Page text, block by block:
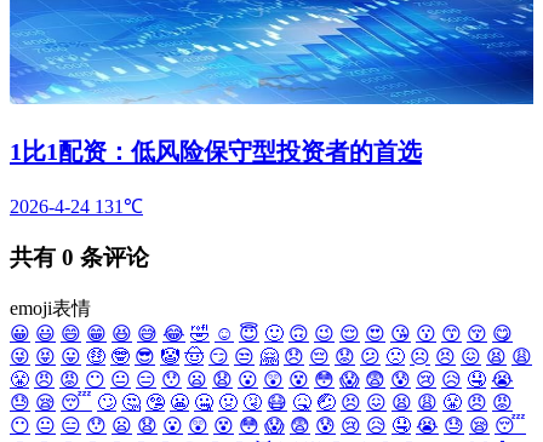
1比1配资：低风险保守型投资者的首选
2026-4-24 131℃
共有 0 条评论
emoji表情
😀 😃 😄 😁 😆 😅 😂 🤣 ☺️ 😇 🙂 🙃 😉 😌 😍 😘 😗 😙 😚 😋
😜 😝 😛 🤑 🤓 😎 🤡 🤠 😏 😒 🤗 😞 😔 😟 😕 🙁 ☹️ 😣 😖 😫 😩
😤 😠 😡 😶 😐 😑 😯 😦 😧 😮 😲 😵 😳 😱 😨 😰 😢 😥 🤤 😭
😓 😪 😴 🙄 🤔 🤥 😬 🤐 🤢 🤧 😷 🤒 🤕 😣 😖 😫 😩 😤 😠 😡
😶 😐 😑 😯 😦 😧 😮 😲 😵 😳 😱 😨 😰 😢 😥 🤤 😭 😓 😪 😴